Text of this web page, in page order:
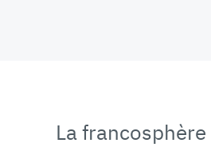
La francosphère